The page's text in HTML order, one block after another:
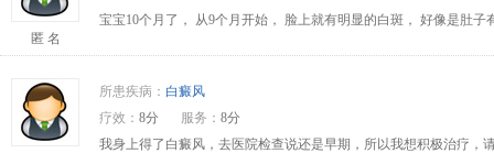
匿 名
宝宝10个月了， 从9个月开始， 脸上就有明显的白斑， 好像是肚
所患疾病： 白癜风
疗效： 8分 服务： 8分
我身上得了白癜风，去医院检查说还是早期，所以我想积极治疗，